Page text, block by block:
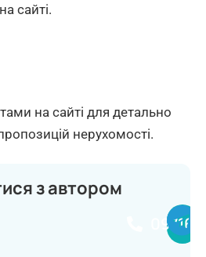
сайті.
на сайті для детально
нерухомості.
з автором